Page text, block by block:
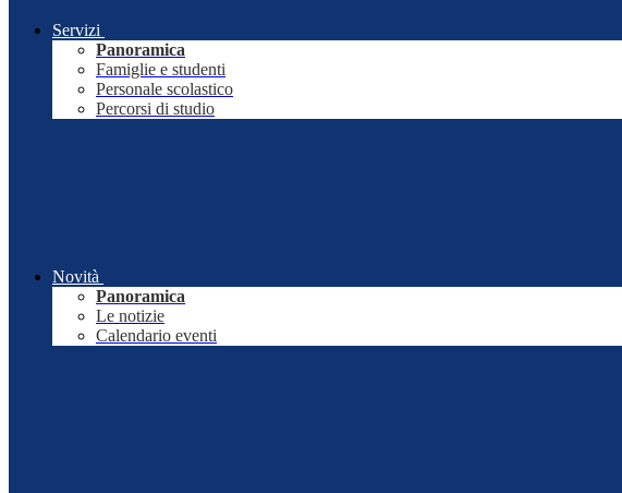
Servizi
Panoramica
Famiglie e studenti
Personale scolastico
Percorsi di studio
Novità
Panoramica
Le notizie
Calendario eventi